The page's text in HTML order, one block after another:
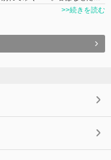
>>続きを読む